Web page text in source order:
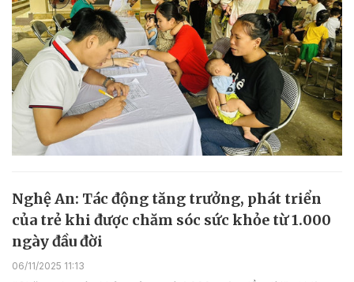
Nghệ An: Tác động tăng trưởng, phát triển
của trẻ khi được chăm sóc sức khỏe từ 1.000
ngày đầu đời
06/11/2025 11:13